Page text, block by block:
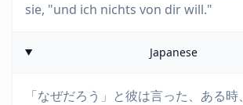
sie, "und ich nichts von dir will."
Japanese
「なぜだろう」と彼は言った、ある時